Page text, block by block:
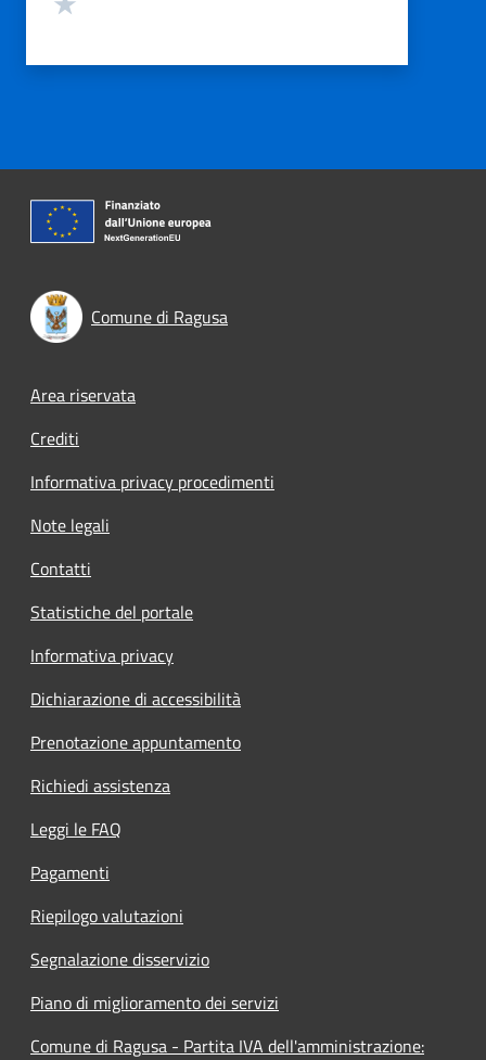
Comune di Ragusa
Footer menu
Area riservata
Crediti
Informativa privacy procedimenti
Note legali
Contatti
Statistiche del portale
Informativa privacy
Dichiarazione di accessibilità
Prenotazione appuntamento
Richiedi assistenza
Leggi le FAQ
Pagamenti
Riepilogo valutazioni
Segnalazione disservizio
Piano di miglioramento dei servizi
Comune di Ragusa - Partita IVA dell'amministrazione: